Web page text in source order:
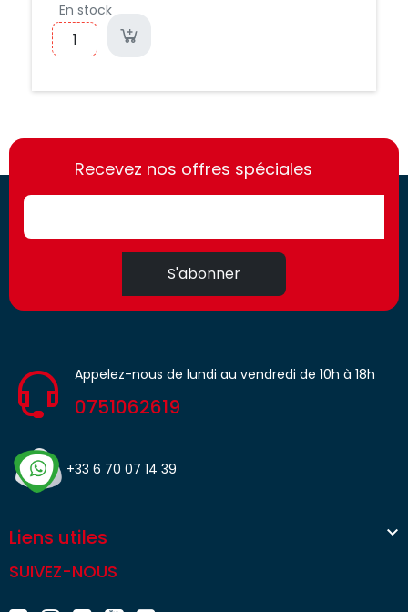
En stock
https://france-
access.fr
https://france-
access.fr
Recevez nos offres spéciales
S'abonner
Appelez-nous de lundi au vendredi de 10h à 18h
0751062619
+33 6 70 07 14 39
Liens utiles 
SUIVEZ-NOUS